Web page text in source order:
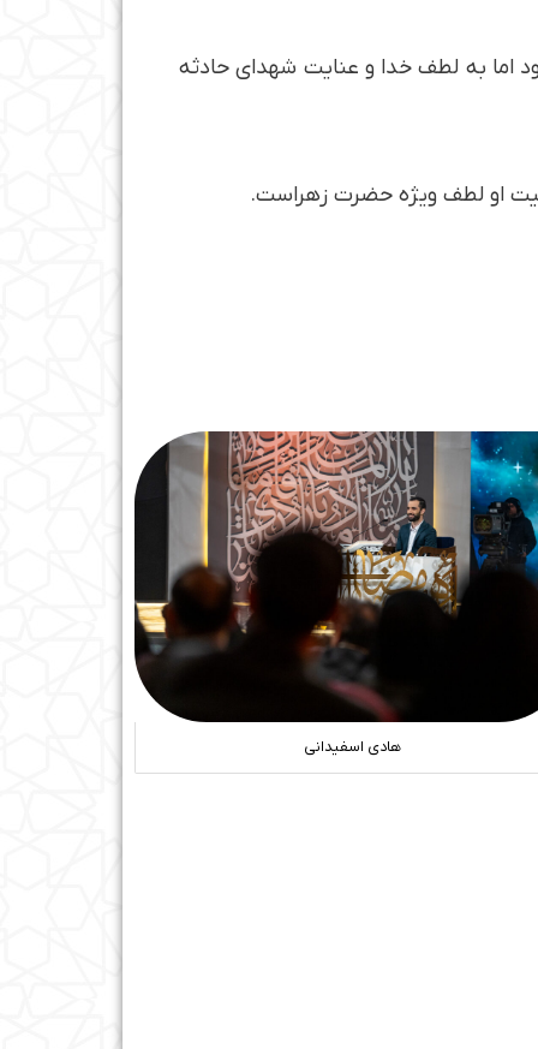
اما به لطف خدا و عنایت شهدای حادثه
او لطف ویژه حضرت زهراست.
هادی اسفیدانی